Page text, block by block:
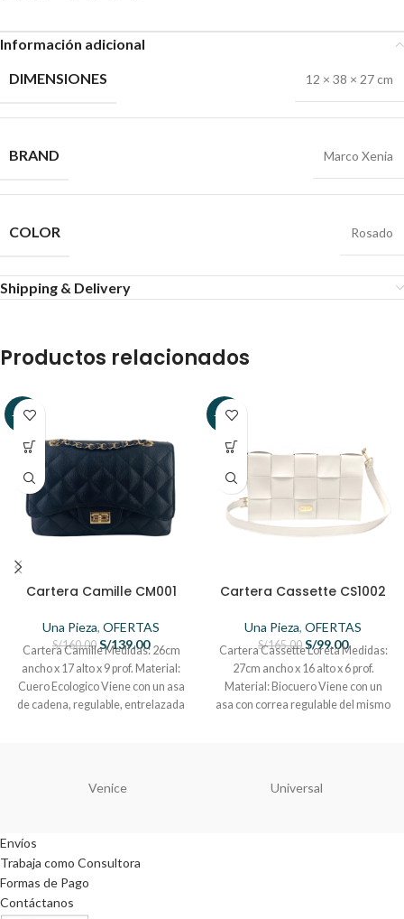
Información adicional
DIMENSIONES
12 × 38 × 27 cm
BRAND Marco Xenia
COLOR Rosado
Shipping & Delivery
Productos relacionados
-13%
Cartera Camille CM001
Una Pieza, OFERTAS
S/160.00 S/139.00
Cartera Camille Medidas: 26cm
ancho x 17 alto x 9 prof. Material:
Cuero Ecologico Viene con un asa
de cadena, regulable, entrelazada
-40%
Cartera Cassette CS1002
Una Pieza, OFERTAS
S/165.00 S/99.00
Cartera Cassette Loreta Medidas:
27cm ancho x 16 alto x 6 prof.
Material: Biocuero Viene con un
asa con correa regulable del mismo
Venice Universal
Envíos
Trabaja como Consultora
Formas de Pago
Contáctanos